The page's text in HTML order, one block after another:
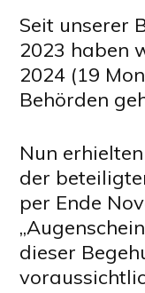
Seit unserer
2023 haben
2024 (19
Behörden
Nun
der
per Ende
dieser